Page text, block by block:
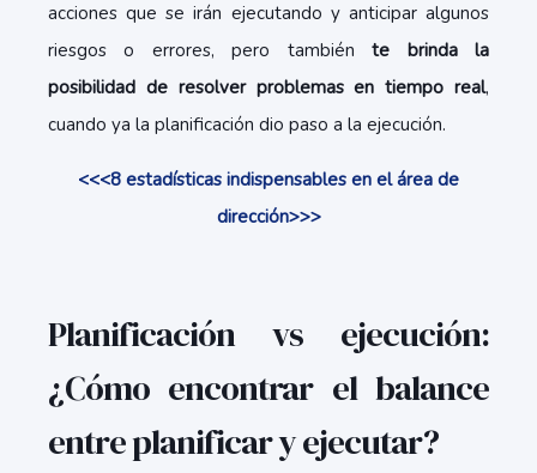
acciones que se irán ejecutando y anticipar algunos
riesgos o errores, pero también te brinda la
posibilidad de resolver problemas en tiempo real,
cuando ya la planificación dio paso a la ejecución.
<<<8 estadísticas indispensables en el área de
dirección>>>
Planificación vs ejecución:
¿Cómo encontrar el balance
entre planificar y ejecutar?